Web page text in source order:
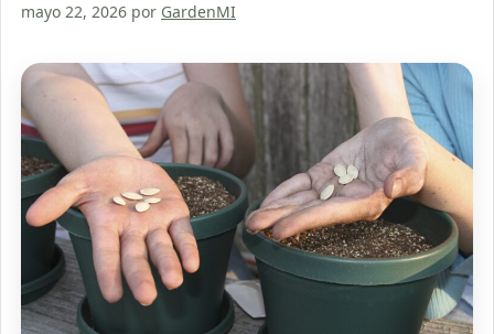
mayo 22, 2026 por GardenMI